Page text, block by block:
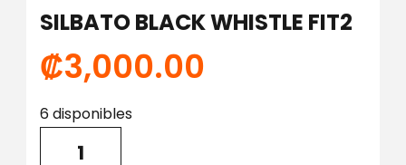
SILBATO BLACK WHISTLE FIT2
₡3,000.00
6 disponibles